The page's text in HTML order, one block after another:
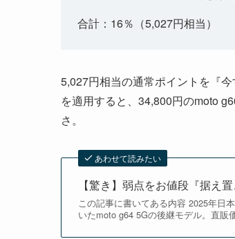
合計：16％（5,027円相当）
5,027円相当の通常ポイントを『
を適用すると、34,800円のmoto
さ。
あわせて読みたい
【驚き】弱点をお値段『据え
この記事に書いてある内容 2025年日
いたmoto g64 5Gの後継モデル。直販